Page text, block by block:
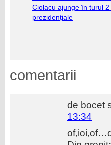
Ciolacu ajunge în turul 2
prezidențiale
comentarii
de bocet
13:34